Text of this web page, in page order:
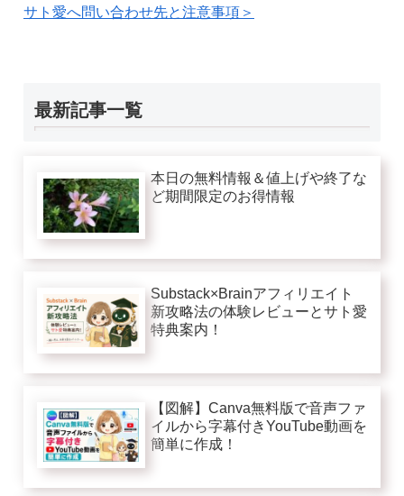
サト愛へ問い合わせ先と注意事項＞
最新記事一覧
本日の無料情報＆値上げや終了な
ど期間限定のお得情報
Substack×Brainアフィリエイト
新攻略法の体験レビューとサト愛
特典案内！
【図解】Canva無料版で音声ファ
イルから字幕付きYouTube動画を
簡単に作成！